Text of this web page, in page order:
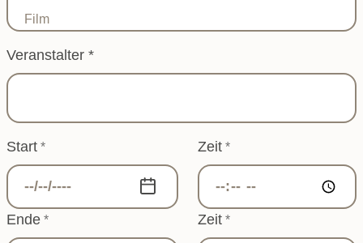
Veranstalter *
Start * Zeit *
Ende * Zeit *